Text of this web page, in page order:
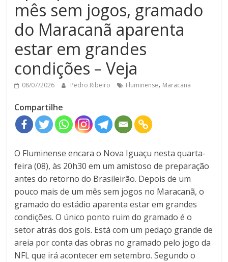
mês sem jogos, gramado
do Maracanã aparenta
estar em grandes
condições – Veja
08/07/2026 Pedro Ribeiro Fluminense, Maracanã
Compartilhe
O Fluminense encara o Nova Iguaçu nesta quarta-
feira (08), às 20h30 em um amistoso de preparação
antes do retorno do Brasileirão. Depois de um
pouco mais de um mês sem jogos no Maracanã, o
gramado do estádio aparenta estar em grandes
condições. O único ponto ruim do gramado é o
setor atrás dos gols. Está com um pedaço grande de
areia por conta das obras no gramado pelo jogo da
NFL que irá acontecer em setembro. Segundo o